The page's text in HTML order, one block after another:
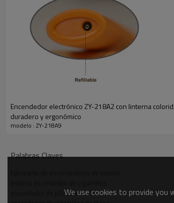
Encendedor electrónico ZY-218A2 con linterna
duradero y ergonómico
modelo : ZY-218A9
Palabras Claves
encendedor de plásticoWe use cookies to provide you